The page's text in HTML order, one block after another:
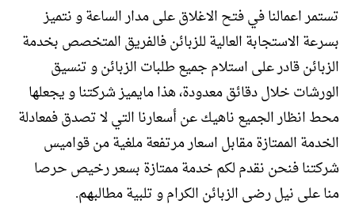
تستمر اعمالنا في فتح الاغلاق على مدار الساعة و نتميز
بسرعة الاستجابة العالية للزبائن فالفريق المتخصص بخدمة
الزبائن قادر على استلام جميع طلبات الزبائن و تنسيق
الورشات خلال دقائق معدودة، هذا مايميز شركتنا و يجعلها
محط انظار الجميع ناهيك عن أسعارنا التي لا تصدق فمعادلة
الخدمة الممتازة مقابل اسعار مرتفعة ملغية من قواميس
شركتنا فنحن نقدم لكم خدمة ممتازة بسعر رخيص حرصا
منا على نيل رضى الزبائن الكرام و تلبية مطالبهم.